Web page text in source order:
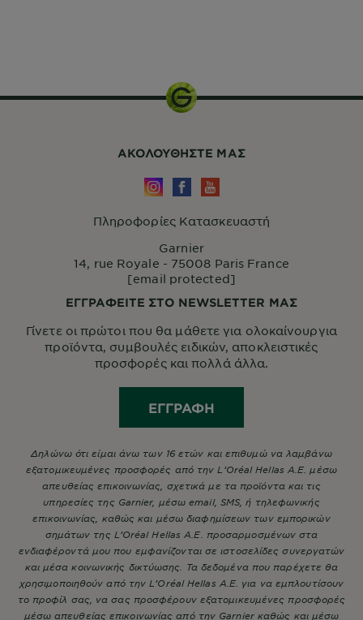
ΑΚΟΛΟΥΘHΣΤΕ ΜΑΣ
Πληροφορίες Κατασκευαστή
Garnier
14, rue Royale - 75008 Paris France
[email protected]
ΕΓΓΡΑΦΕΙΤΕ ΣΤΟ NEWSLETTER ΜΑΣ
Γίνετε οι πρώτοι που θα μάθετε για ολοκαίνουργια
προϊόντα, συμβουλές ειδικών, αποκλειστικές
προσφορές και πολλά άλλα.
ΕΓΓΡΑΦΉ
Δηλώνω ότι είμαι άνω των 16 ετών και επιθυμώ να λαμβάνω
εξατομικευμένες προσφορές από την L’Oréal Hellas A.E. μέσω
απευθείας επικοινωνίας, σχετικά με τα προϊόντα και τις
υπηρεσίες της Garnier, μέσω email, SMS, ή τηλεφωνικής
επικοινωνίας, καθώς και μέσω διαφημίσεων των εμπορικών
σημάτων της L’Oréal Hellas A.E. προσαρμοσμένων στα
ενδιαφέροντά μου που εμφανίζονται σε ιστοσελίδες συνεργατών
και μέσα κοινωνικής δικτύωσης. Τα δεδομένα που παρέχετε θα
χρησιμοποιηθούν από την L’Oréal Hellas A.E. για να εμπλουτίσουν
το προφίλ σας, να σας προσφέρουν εξατομικευμένες προσφορές
μέσω απευθείας επικοινωνίας από την Garnier καθώς και μέσω